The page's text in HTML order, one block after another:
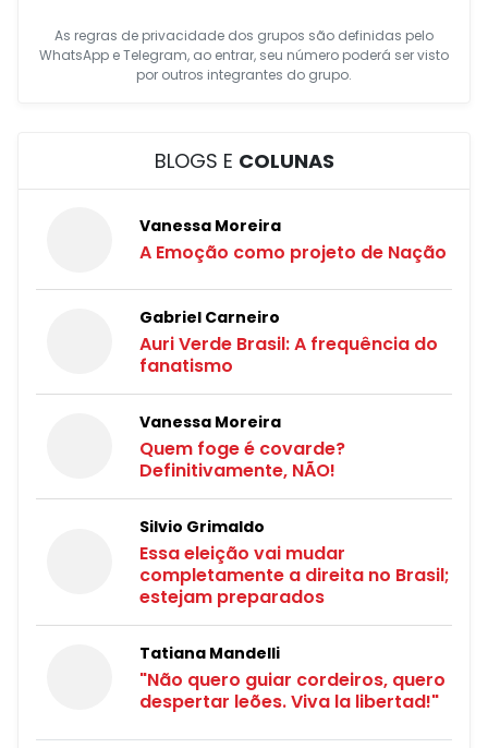
As regras de privacidade dos grupos são definidas pelo
WhatsApp e Telegram, ao entrar, seu número poderá ser visto
por outros integrantes do grupo.
BLOGS E COLUNAS
Vanessa Moreira
A Emoção como projeto de Nação
Gabriel Carneiro
Auri Verde Brasil: A frequência do
fanatismo
Vanessa Moreira
Quem foge é covarde?
Definitivamente, NÃO!
Silvio Grimaldo
Essa eleição vai mudar
completamente a direita no Brasil;
estejam preparados
Tatiana Mandelli
"Não quero guiar cordeiros, quero
despertar leões. Viva la libertad!"